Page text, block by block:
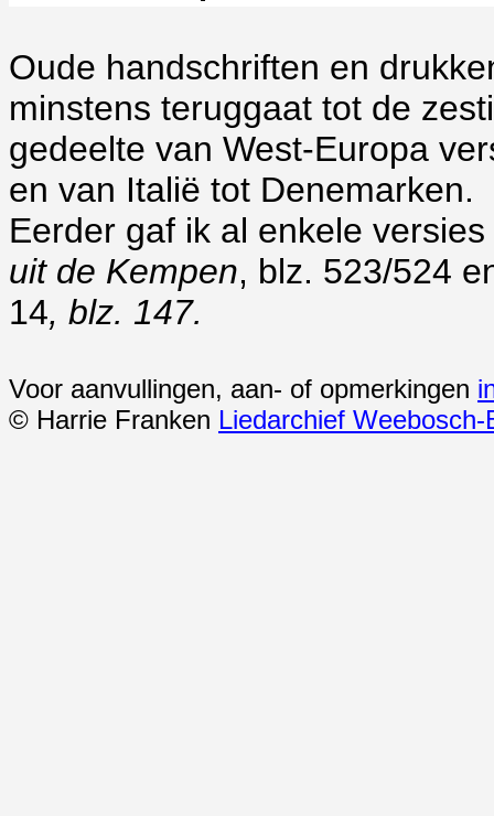
Oude handschriften en
minstens teruggaat tot de
gedeelte van West-Europa
en van Italië tot Denemarken.
Eerder gaf ik al enkele
uit de Kempen, blz. 523/524
14, blz. 147.
Voor aanvullingen, aan- of opmerkingen
© Harrie Franken Liedarchief Weebosch-